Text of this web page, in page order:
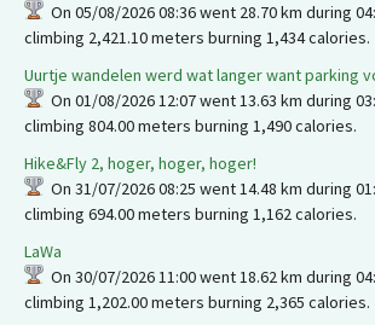
On 05/08/2026 08:36 went 28.70 km during
climbing 2,421.10 meters burning 1,434 calories.
Uurtje wandelen werd wat langer want parking
On 01/08/2026 12:07 went 13.63 km during
climbing 804.00 meters burning 1,490 calories.
Hike&Fly 2, hoger, hoger, hoger!
On 31/07/2026 08:25 went 14.48 km during
climbing 694.00 meters burning 1,162 calories.
LaWa
On 30/07/2026 11:00 went 18.62 km during
climbing 1,202.00 meters burning 2,365 calories.